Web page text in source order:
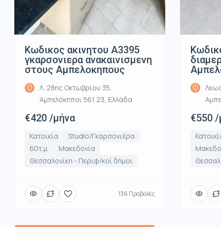
Κωδικος ακινητου Α3395
γκαρσονιερα ανακαινισμενη
στους Αμπελοκηπους
Λ. 28ης Οκτωβρίου 35,
Αμπελόκηποι 561 23, Ελλάδα
€420 /μήνα
Κατοικία
Studio/Γκαρσονιέρα
60τ.μ.
Μακεδονία
Θεσσαλονίκη - Περιφ/κοί δήμοι
136 Προβολές
€550